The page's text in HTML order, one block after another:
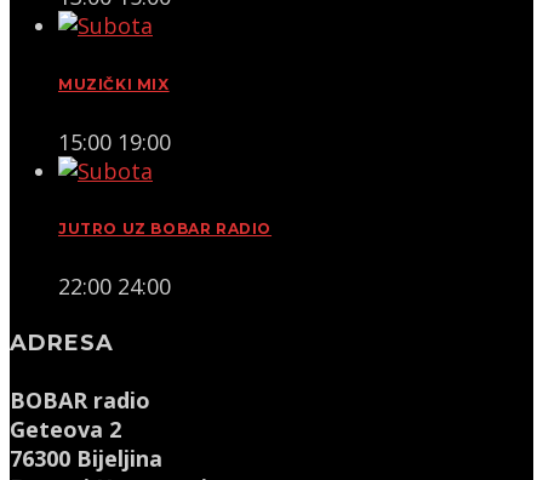
MUZIČKI MIX
15:00 19:00
JUTRO UZ BOBAR RADIO
22:00 24:00
ADRESA
BOBAR radio
Geteova 2
76300 Bijeljina